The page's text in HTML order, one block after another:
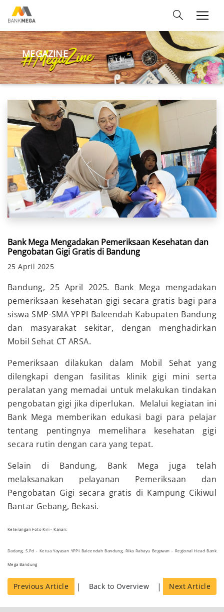
MEGAZINE
Bank Mega Mengadakan Pemeriksaan Kesehatan dan
Pengobatan Gigi Gratis di Bandung
25 April 2025
Bandung, 25 April 2025. Bank Mega mengadakan
pemeriksaan kesehatan gigi secara gratis bagi para
siswa SMP-SMA YPPI Baleendah Kabupaten Bandung
dan masyarakat sekitar, dengan menghadirkan
Mobil Sehat CT ARSA.
Pemeriksaan dilakukan dalam Mobil Sehat yang
dilengkapi dengan fasilitas klinik gigi mini serta
peralatan yang memadai untuk melakukan tindakan
pengobatan gigi jika diperlukan. Melalui kegiatan ini
Bank Mega memberikan edukasi bagi para pelajar
tentang pentingnya memelihara kesehatan gigi
secara rutin dengan cara yang tepat.
Selain di Bandung, Bank Mega juga telah
melaksanakan pelayanan Pemeriksaan dan
Pengobatan Gigi secara gratis di Kampung Cikiwul
Bantar Gebang, Bekasi.
Keterangan Foto Kiri - Kanan:
Dadang, S.Pd - Ketua Yayasan YPPI Baleendah Bandung, Rika Rahayu Begawan - Regional Head Bank
Mega Bandung
Previous Article | Back to Overview | Next Article